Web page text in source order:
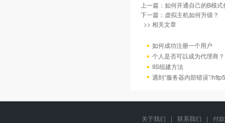
上一篇： 如何开通自己的B模式
下一篇： 虚拟主机如何升级？
>> 相关文章
如何成功注册一个用户
个人是否可以成为代理商？
IIS组建方法
遇到“服务器内部错误”/
关于我们 | 联系我们 |
付